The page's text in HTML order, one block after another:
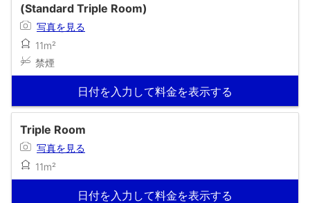
(Standard Triple Room)
写真を見る
11m²
禁煙
日付を入力して料金を表示する
Triple Room
写真を見る
11m²
日付を入力して料金を表示する